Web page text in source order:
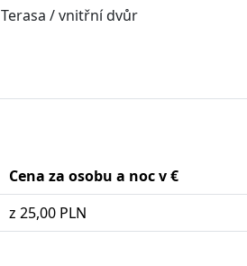
Terasa / vnitřní dvůr
Cena za osobu a noc v €
z 25,00 PLN